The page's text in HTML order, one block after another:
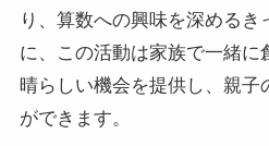
り、算数への興味を深めるき
に、この活動は家族で一緒に
晴らしい機会を提供し、親子
ができます。